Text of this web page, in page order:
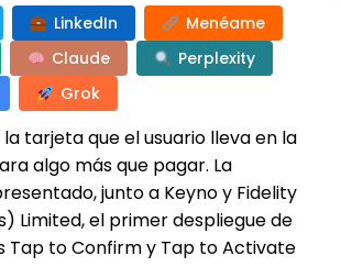
LinkedIn
Menéame
Claude
Perplexity
Grok
la tarjeta que el usuario lleva en la
algo más que pagar. La
junto a Keyno y Fidelity
Limited, el primer despliegue de
Tap to Confirm y Tap to Activate